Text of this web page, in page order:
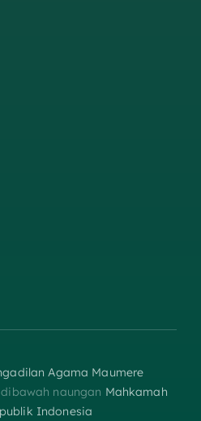
Agama Maumere
naungan Mahkamah
Indonesia